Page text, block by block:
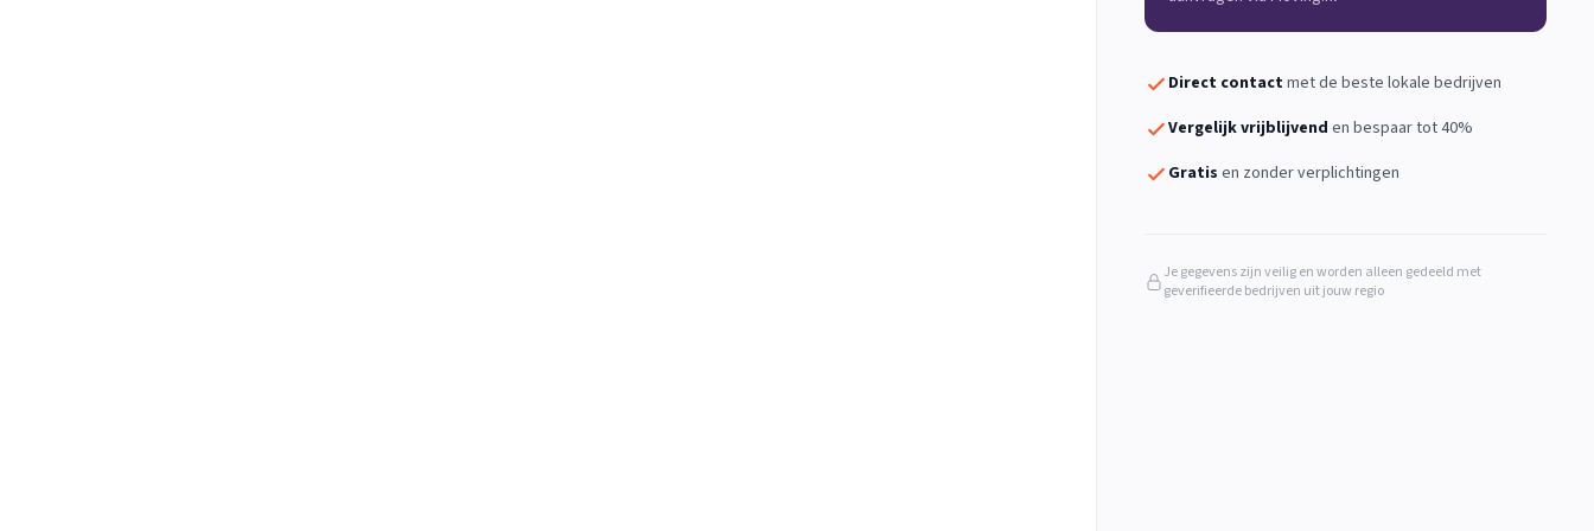
Direct contactmet de beste lokale bedrijven
Vergelijk vrijblijvend en bespaar tot 40%
Gratis en zonder verplichtingen
Je gegevens zijn veilig en worden alleen gedeeld met
geverifieerde bedrijven uit jouw regio